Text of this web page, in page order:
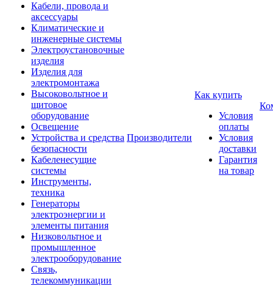
Кабели, провода и
аксессуары
Климатические и
инженерные системы
Электроустановочные
изделия
Изделия для
электромонтажа
Высоковольтное и
щитовое
оборудование
Освещение
Устройства и средства
безопасности
Кабеленесущие
системы
Инструменты,
техника
Генераторы
электроэнергии и
элементы питания
Низковольтное и
промышленное
электрооборудование
Связь,
телекоммуникации
Производители
Как купить
Условия
оплаты
Условия
доставки
Гарантия
на товар